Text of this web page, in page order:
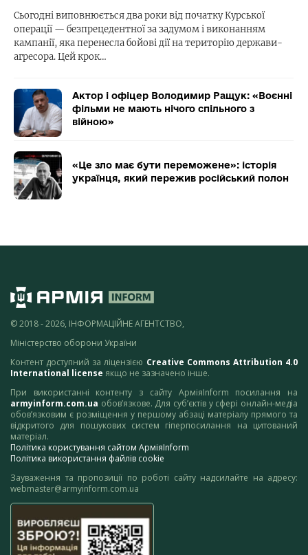
Сьогодні виповнюється два роки від початку Курської
операції — безпрецедентної за задумом і виконанням
кампанії, яка перенесла бойові дії на територію держави-
агресора. Цей крок…
Актор і офіцер Володимир Ращук: «Воєнні
фільми не мають нічого спільного з
війною»
«Це зло має бути переможене»: історія
українця, який пережив російський полон
© 2018 - 2026, ІНФОРМАЦІЙНЕ АГЕНТСТВО,
Міністерство оборони України
Контент доступний за ліцензією Creative Commons Attribution 4.0
International license якщо не зазначено інше.
При використанні контенту з сайту АрміяInform посилання на
armyinform.com.ua обов’язкове. Для суб’єктів у сфері онлайн-медіа
обов’язковим є розміщення у першому абзаці матеріалу прямого та
відкритого для пошукових систем гіперпосилання на цитований
матеріал.
Політика користування сайтом АрміяInform
Політика використання файлів cookie
Зауваження та пропозиції по роботі сайту надсилайте на адресу:
webmaster@armyinform.com.ua